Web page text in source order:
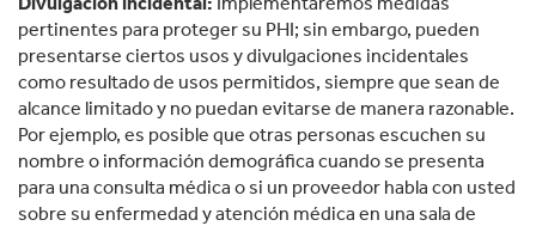
pertinentes para proteger su PHI; sin embargo, pueden
presentarse ciertos usos y divulgaciones incidentales
como resultado de usos permitidos, siempre que sean de
alcance limitado y no puedan evitarse de manera razonable.
Por ejemplo, es posible que otras personas escuchen su
nombre o información demográfica cuando se presenta
para una consulta médica o si un proveedor habla con usted
sobre su enfermedad y atención médica en una sala de